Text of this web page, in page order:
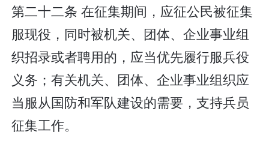
第二十二条 在征集期间，应征公民被征集
服现役，同时被机关、团体、企业事业组
织招录或者聘用的，应当优先履行服兵役
义务；有关机关、团体、企业事业组织应
当服从国防和军队建设的需要，支持兵员
征集工作。